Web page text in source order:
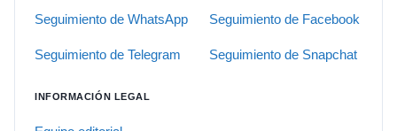
Seguimiento de WhatsApp Seguimiento de Facebook
Seguimiento de Telegram Seguimiento de Snapchat
INFORMACIÓN LEGAL